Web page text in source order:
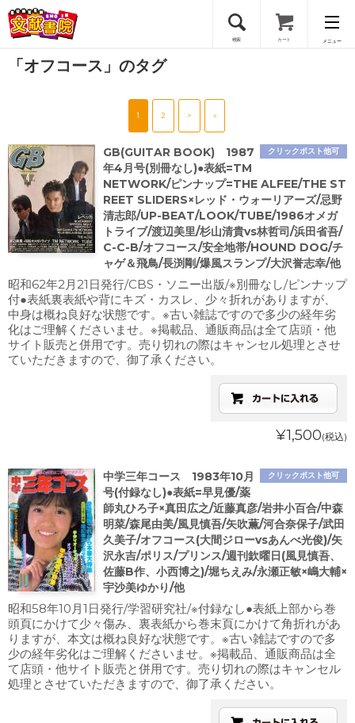
検索 カート メニュー
会員登録
「オフコース」のタグ
1 2 > »
クリックポスト他可
GB(GUITAR BOOK) 1987
年4月号(別冊なし)●表紙=TM
NETWORK/ピンナップ=THE ALFEE/THE ST
REET SLIDERS×レッド・ウォーリアーズ/忌野
清志郎/UP-BEAT/LOOK/TUBE/1986オメガ
トライブ/渡辺美里/杉山清貴vs林哲司/浜田省吾/
C-C-B/オフコース/安全地帯/HOUND DOG/チ
ャゲ＆飛鳥/長渕剛/爆風スランプ/大沢誉志幸/他
昭和62年2月21日発行/CBS・ソニー出版/※別冊なし/ピンナップ
付●表紙裏表紙や背にキズ・カスレ、少々折れがありますが、
中身は概ね良好な状態です。※古い雑誌ですので多少の経年劣
化はご理解くださいませ。※掲載品、通販商品は全て店頭・他
サイト販売と併用です。売り切れの際はキャンセル処理とさせ
ていただきますので、御了承ください。
¥1,500(税込)
クリックポスト他可
中学三年コース 1983年10月
号(付録なし)●表紙=早見優/薬
師丸ひろ子×真田広之/近藤真彦/岩井小百合/中森
明菜/森尾由美/風見慎吾/矢吹薫/河合奈保子/武田
久美子/オフコース(大間ジローvsあんべ光俊)/矢
沢永吉/ポリス/プリンス/週刊欽曜日(風見慎吾、
佐藤B作、小西博之)/堀ちえみ/永瀬正敏×嶋大輔×
宇沙美ゆかり/他
昭和58年10月1日発行/学習研究社/※付録なし●表紙上部から巻
頭頁にかけて少々傷み、裏表紙から巻末頁にかけて角折れがあ
りますが、本文は概ね良好な状態です。※古い雑誌ですので多
少の経年劣化はご理解くださいませ。※掲載品、通販商品は全
て店頭・他サイト販売と併用です。売り切れの際はキャンセル
処理とさせていただきますので、御了承ください。